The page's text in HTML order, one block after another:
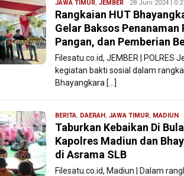
JAWA TIMUR, JEMBER Ryan
Karawang
28 Juni 2024 |
Rangkaian HUT
Gelar Baksos Penanaman
Pangan, dan Pemberian
Filesatu.co.id, JEMBER |
kegiatan bakti sosial dalam
Bhayangkara […]
BERITA, DAERAH, JAWA TIMUR, MADIUN
Taburkan Kebaikan Di
Kapolres Madiun dan
di Asrama SLB
Filesatu.co.id, Madiun | Dalam